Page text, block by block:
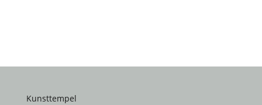
Kunsttempel